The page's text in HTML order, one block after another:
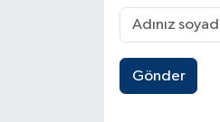
Gönder